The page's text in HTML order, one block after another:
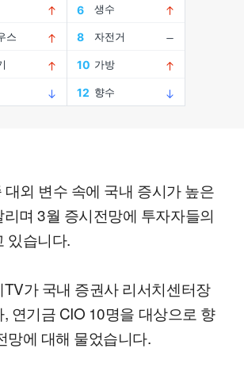
외 변수 속에 국내 증시가 높은
며 3월 증시전망에 투자자들의
있습니다.
가 국내 증권사 리서치센터장
연기금 CIO 10명을 대상으로 향
망에 대해 물었습니다.